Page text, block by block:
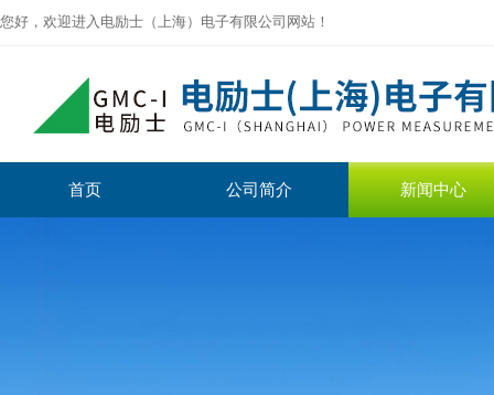
您好，欢迎进入电励士（上海）电子有限公司网站！
首页 公司简介 新闻中心